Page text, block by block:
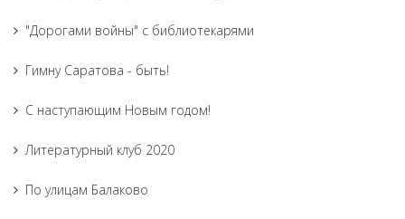
"Дорогами войны" с библиотекарями
Гимну Саратова - быть!
С наступающим Новым годом!
Литературный клуб 2020
По улицам Балаково